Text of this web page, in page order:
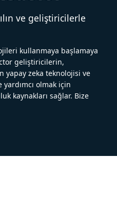
ve geliştiricilerle
kullanmaya başlamaya
geliştiricilerin,
yapay zeka teknolojisi ve
olmak için
kaynakları sağlar. Bize